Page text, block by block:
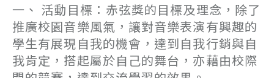
一、 活動目標：赤弦獎的目標及理念，除了
推廣校園音樂風氣，讓對音樂表演有興趣的
學生有展現自我的機會，達到自我行銷與自
我肯定，搭起屬於自己的舞台，亦藉由校際